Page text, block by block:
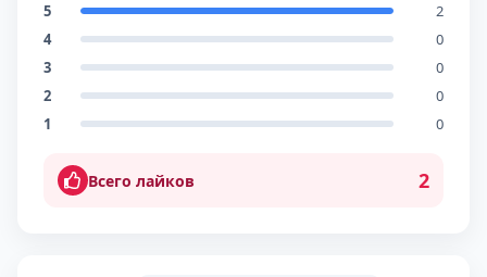
5
2
4
0
3
0
2
0
1
0
Всего лайков 2